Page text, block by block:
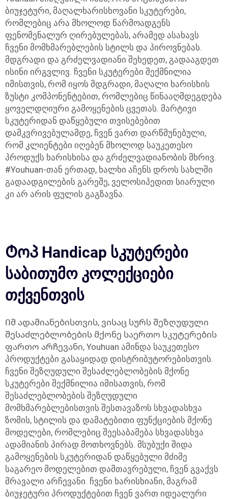
ბიუჯეტური, მაღალხარისხოვანი სკუტერები,
რომლებიც არა მხოლოდ წარმოადგენს
ფენომენალურ ღირებულებას, არამედ ასახავს
ჩვენი მომხმარებლების სტილს და პიროვნებას.
მდგრადი და გრძელვადიანი შეხედეთ, გადააგდეთ
ისინი ირგვლივ. ჩვენი სკუტერები შექმნილია
იმისთვის, რომ იყოს მდგრადი, მაღალი ხარისხის
ზუსტი კომპონენტებით, რომლებიც წინააღმდეგდება
ყოველდღიური გამოყენების ცვეთას. მარტივი
სკუტერიდან დაწყებული თვისებებით
დამკვრივებულამდე, ჩვენ ვართ დარწმუნებული,
რომ კლიენტები იღებენ მხოლოდ საუკეთესო
პროდუქს ხარისხისა და გრძელვადიანობის მხრივ.
#Youhuan-თან ერთად, ხალხი აჩენს დროს სახლში
გადაადგილების გარეშე, ველოსიპედით სიარული
კი არ არის ფულის გაგზავნა.
Ტოპ Handicap სკუტერები
საბითუმო კოლექციები
თქვენთვის
Იმ ადამიანებისთვის, ვისაც სურს შეზღუდული
შესაძლებლობების მქონე საერთო სკუტერების
ფართო არჩევანი, Youhuan ამინდა საუკეთესო
პროდუქტები გასაყიდად დისტრიბუტორებისთვის.
ჩვენი შეზღუდული შესაძლებლობების მქონე
სკუტერები შექმნილია იმისათვის, რომ
შესაძლებლობების შეზღუდული
მომხმარებლებისთვის შესთავაზოს სხვადასხვა
ზომის, სტილის და დამატებითი ფუნქციების მქონე
მოდელები, რომლებიც შეესაბამება სხვადასხვა
ადამიანის პირად მოთხოვნებს. მსუბუქი შიდა
გამოყენების სკუტერიდან დაწყებული მძიმე
საგარეო მოდელებით დამთავრებული, ჩვენ გვაქვს
მრავალი არჩევანი. ჩვენი ხარისხიანი, მაგრამ
ბიუჯეტური პროდუქტებით ჩვენ ვართ იდეალური